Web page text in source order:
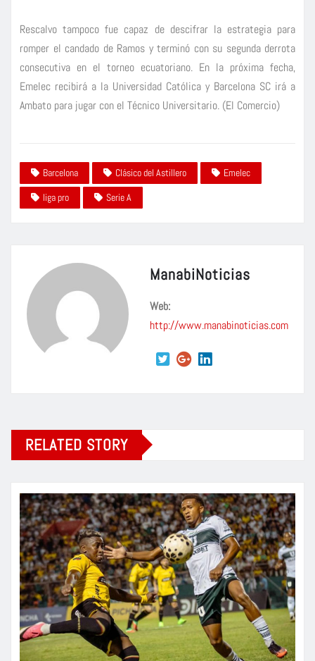
Rescalvo tampoco fue capaz de descifrar la estrategia para
romper el candado de Ramos y terminó con su segunda derrota
consecutiva en el torneo ecuatoriano. En la próxima fecha,
Emelec recibirá a la Universidad Católica y Barcelona SC irá a
Ambato para jugar con el Técnico Universitario. (El Comercio)
Barcelona Clásico del Astillero
Emelec
liga pro
Serie A
ManabiNoticias
Web:
http://www.manabinoticias.com
RELATED STORY